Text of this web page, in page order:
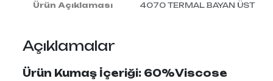
Ürün Açıklaması 4070 TERMAL BAYAN ÜST
Açıklamalar
Ürün Kumaş İçeriği: 60%Viscose